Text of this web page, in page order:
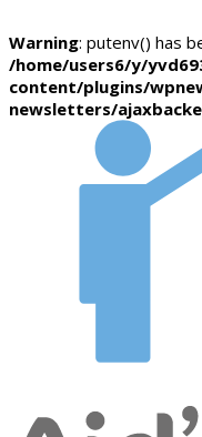
Warning: putenv() has
/home/users6/y/
content/plugins/
newsletters/